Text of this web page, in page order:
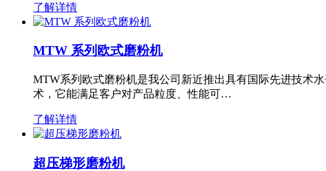
了解详情
MTW 系列欧式磨粉机
MTW系列欧式磨粉机是我公司新近推出具有国际先进技术
术，它能满足客户对产品粒度、性能可…
了解详情
超压梯形磨粉机